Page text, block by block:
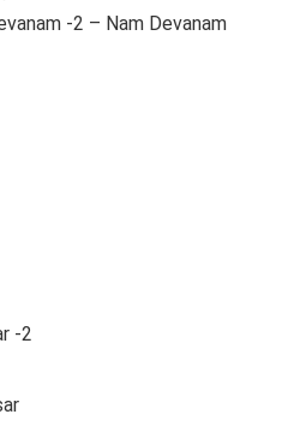
-2 – Nam Devanam
-2